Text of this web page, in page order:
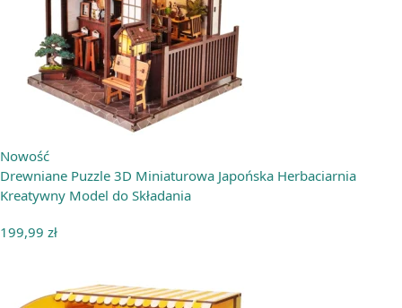
Nowość
Drewniane Puzzle 3D Miniaturowa Japońska Herbaciarnia
Kreatywny Model do Składania
199,99 zł